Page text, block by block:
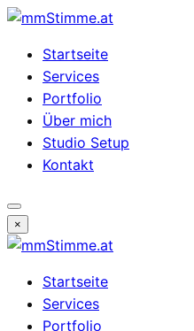
Startseite
Services
Portfolio
Über mich
Studio Setup
Kontakt
Menü
öffnen
×
Startseite
Services
Portfolio